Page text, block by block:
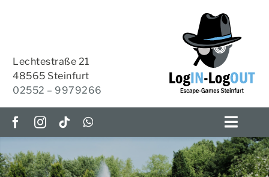
Lechtestraße 21
48565 Steinfurt
02552 – 9979266
ESCAPE-ROOMS